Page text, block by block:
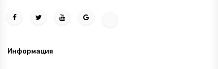
Информация